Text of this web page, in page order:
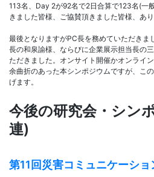
113名、Day 2が92名で2日合算で123名(一
きました皆様、ご協賛頂きました皆様、あ
最後となりますがPC長を務めていただき
長の和泉諭様、ならびに企業展示担当長の
ただきました。オンサイト開催かオンライ
余曲折のあった本シンポジウムですが、こ
げます。
今後の研究会・シン
連)
第11回災害コミュニケーシ